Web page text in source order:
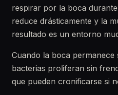
respirar por la boca
reduce drásticamente y la
resultado es un entorno
Cuando la boca permanece
bacterias proliferan sin
que pueden cronificarse si